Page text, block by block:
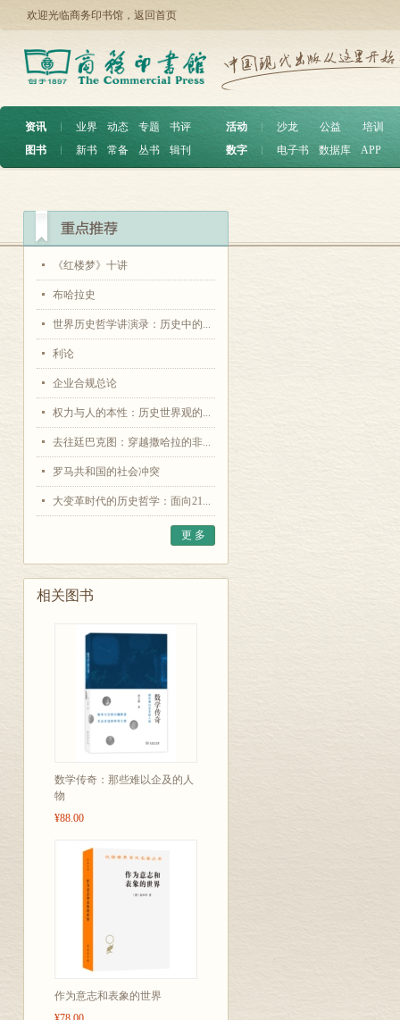
欢迎光临商务印书馆， 返回首页
资讯 ︱ 业界 动态 专题
书评
图书
︱ 新书 常备 丛书 辑刊
活动 沙龙 公益
培训
数字
电子书 数据库 APP
《红楼梦》十讲
布哈拉史
世界历史哲学讲演录：历史中的...
利论
企业合规总论
权力与人的本性：历史世界观的...
去往廷巴克图：穿越撒哈拉的非...
罗马共和国的社会冲突
大变革时代的历史哲学：面向21...
更 多
相关图书
数学传奇：那些难以企及的人
物
¥88.00
作为意志和表象的世界